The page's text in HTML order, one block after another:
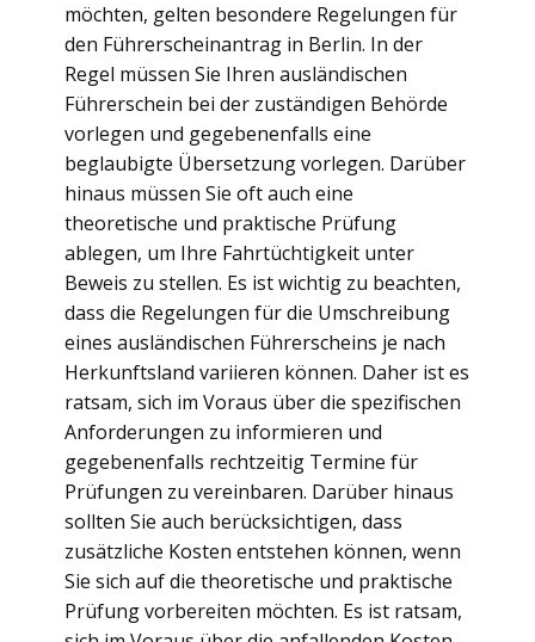
möchten, gelten besondere Regelungen für
den Führerscheinantrag in Berlin. In der
Regel müssen Sie Ihren ausländischen
Führerschein bei der zuständigen Behörde
vorlegen und gegebenenfalls eine
beglaubigte Übersetzung vorlegen. Darüber
hinaus müssen Sie oft auch eine
theoretische und praktische Prüfung
ablegen, um Ihre Fahrtüchtigkeit unter
Beweis zu stellen. Es ist wichtig zu beachten,
dass die Regelungen für die Umschreibung
eines ausländischen Führerscheins je nach
Herkunftsland variieren können. Daher ist es
ratsam, sich im Voraus über die spezifischen
Anforderungen zu informieren und
gegebenenfalls rechtzeitig Termine für
Prüfungen zu vereinbaren. Darüber hinaus
sollten Sie auch berücksichtigen, dass
zusätzliche Kosten entstehen können, wenn
Sie sich auf die theoretische und praktische
Prüfung vorbereiten möchten. Es ist ratsam,